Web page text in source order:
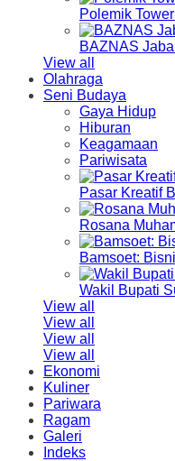
Polemik
BAZNAS
View all
Olahraga
Seni Budaya
Gaya Hidup
Hiburan
Keagamaan
Pariwisata
Pasar Kreatif
Rosana
Bamsoet:
Wakil Bupati
View all
View all
View all
View all
Ekonomi
Kuliner
Pariwara
Ragam
Galeri
Indeks